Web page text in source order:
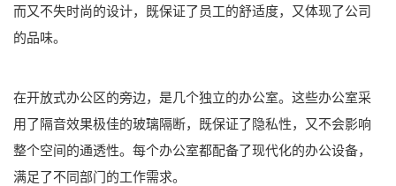
而又不失时尚的设计，既保证了员工的舒适度，又体现了公司
的品味。
在开放式办公区的旁边，是几个独立的办公室。这些办公室采
用了隔音效果极佳的玻璃隔断，既保证了隐私性，又不会影响
整个空间的通透性。每个办公室都配备了现代化的办公设备，
满足了不同部门的工作需求。